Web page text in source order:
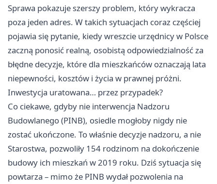
Sprawa pokazuje szerszy problem, który wykracza
poza jeden adres. W takich sytuacjach coraz częściej
pojawia się pytanie, kiedy wreszcie urzędnicy w Polsce
zaczną ponosić realną, osobistą odpowiedzialność za
błędne decyzje, które dla mieszkańców oznaczają lata
niepewności, kosztów i życia w prawnej próżni.
Inwestycja uratowana… przez przypadek?
Co ciekawe, gdyby nie interwencja Nadzoru
Budowlanego (PINB), osiedle mogłoby nigdy nie
zostać ukończone. To właśnie decyzje nadzoru, a nie
Starostwa, pozwoliły 154 rodzinom na dokończenie
budowy ich mieszkań w 2019 roku. Dziś sytuacja się
powtarza – mimo że PINB wydał pozwolenia na